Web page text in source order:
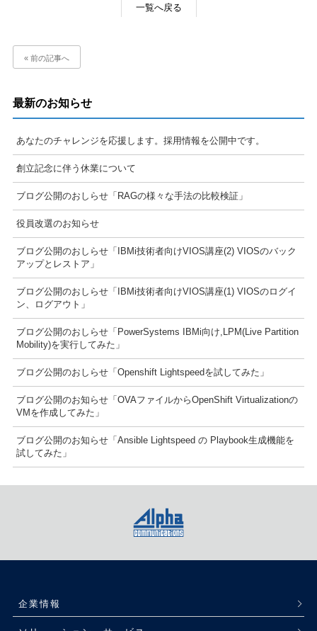
一覧へ戻る
« 前の記事へ
最新のお知らせ
あなたのチャレンジを応援します。採用情報を公開中です。
創立記念に伴う休業について
ブログ公開のおしらせ「RAGの様々な手法の比較検証」
役員改選のお知らせ
ブログ公開のおしらせ「IBMi技術者向けVIOS講座(2) VIOSのバック
アップとレストア」
ブログ公開のおしらせ「IBMi技術者向けVIOS講座(1) VIOSのログイ
ン、ログアウト」
ブログ公開のおしらせ「PowerSystems IBMi向け,LPM(Live Partition
Mobility)を実行してみた」
ブログ公開のおしらせ「Openshift Lightspeedを試してみた」
ブログ公開のお知らせ「OVAファイルからOpenShift Virtualizationの
VMを作成してみた」
ブログ公開のお知らせ「Ansible Lightspeed の Playbook生成機能を
試してみた」
企業情報